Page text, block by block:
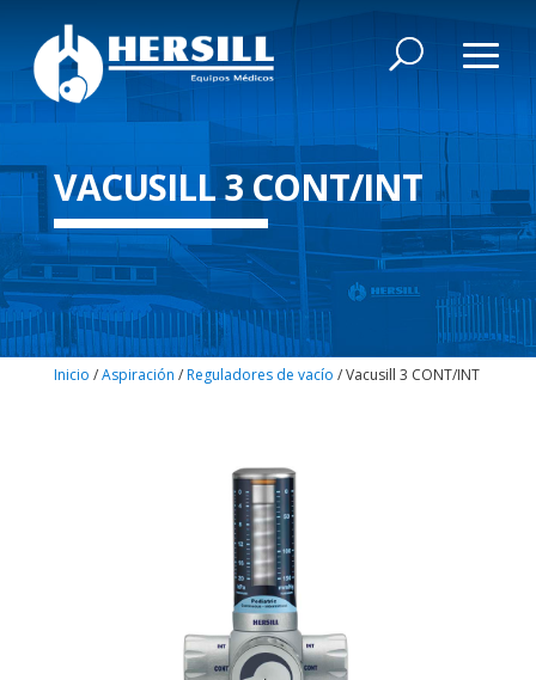
VACUSILL 3 CONT/INT
Inicio /Aspiración /Reguladores de vacío / Vacusill 3 CONT/INT